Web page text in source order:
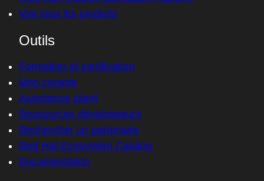
Voir tous les produits
Outils
Formation et certification
Mon compte
Assistance client
Ressources développeurs
Rechercher un partenaire
Red Hat Ecosystem Catalog
Documentation